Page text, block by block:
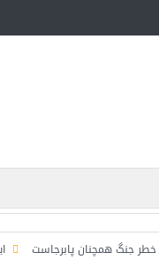
پابرجاست ایران؛